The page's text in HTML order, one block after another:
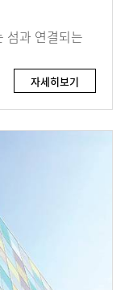
섬과 연결되는
자세히보기